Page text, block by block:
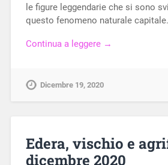
le figure leggendarie che si sono
questo fenomeno naturale
Continua a leggere →
Dicembre 19, 2020
Edera, vischio e
dicembre 2020